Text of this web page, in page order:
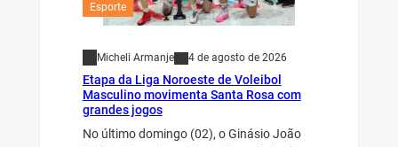
Esporte
Micheli Armanje 4 de agosto de 2026
Etapa da Liga Noroeste de Voleibol
Masculino movimenta Santa Rosa com
grandes jogos
No último domingo (02), o Ginásio João